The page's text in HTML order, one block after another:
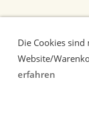
Die Cookies
Website/
erfahren